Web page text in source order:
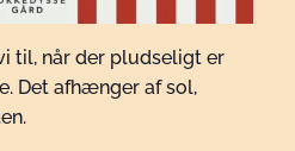
til, når der pludseligt er
Det afhænger af sol,